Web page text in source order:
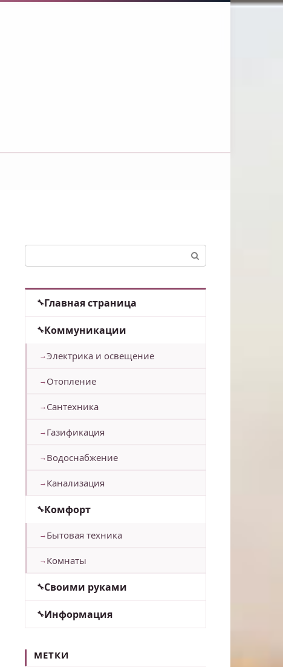
Главная страница
Коммуникации
Электрика и освещение
Отопление
Сантехника
Газификация
Водоснабжение
Канализация
Комфорт
Бытовая техника
Комнаты
Своими руками
Информация
МЕТКИ